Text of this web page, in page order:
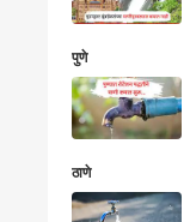
पुणे
ठाणे